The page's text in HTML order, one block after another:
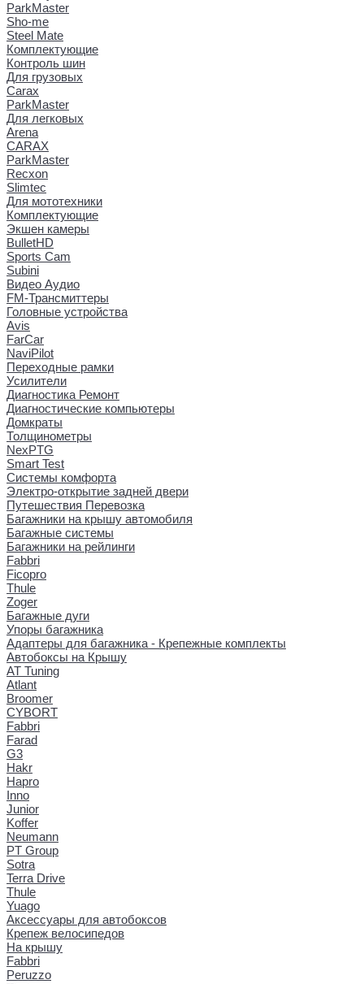
ParkMaster
Sho-me
Steel Mate
Комплектующие
Контроль шин
Для грузовых
Carax
ParkMaster
Для легковых
Arena
CARAX
ParkMaster
Recxon
Slimtec
Для мототехники
Комплектующие
Экшен камеры
BulletHD
Sports Cam
Subini
Видео Аудио
FM-Трансмиттеры
Головные устройства
Avis
FarCar
NaviPilot
Переходные рамки
Усилители
Диагностика Ремонт
Диагностические компьютеры
Домкраты
Толщинометры
NexPTG
Smart Test
Системы комфорта
Электро-открытие задней двери
Путешествия Перевозка
Багажники на крышу автомобиля
Багажные системы
Багажники на рейлинги
Fabbri
Ficopro
Thule
Zoger
Багажные дуги
Упоры багажника
Адаптеры для багажника - Крепежные комплекты
Автобоксы на Крышу
AT Tuning
Atlant
Broomer
CYBORT
Fabbri
Farad
G3
Hakr
Hapro
Inno
Junior
Koffer
Neumann
PT Group
Sotra
Terra Drive
Thule
Yuago
Аксессуары для автобоксов
Крепеж велосипедов
На крышу
Fabbri
Peruzzo